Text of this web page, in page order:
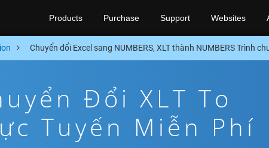
Products Purchase Support Websites
Chuyển đổi Excel sang NUMBERS, XLT thành NUMBERS Trình
Đổi XLT To
Tuyến Miễn Phí